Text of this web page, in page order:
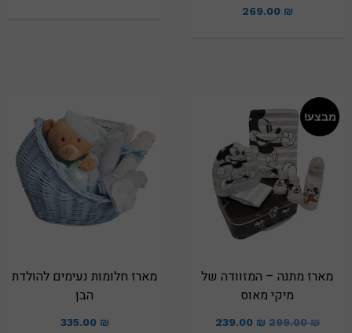
269.00 ₪
מבצע!
מארז מתנה – המזוודה של
מיקי מאוס
299.00₪
239.00 ₪
מארז חלומות נעימים להולדת
הבן
335.00 ₪